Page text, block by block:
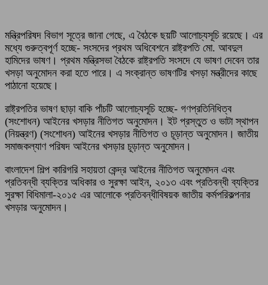
মন্ত্রিপরিষদ বিভাগ সূত্রে জানা গেছে, এ বৈঠকে ছয়টি আলোচ্যসূচি রয়েছে। এর
মধ্যে গুরুত্বপূর্ণ হচ্ছে- সংসদের প্রথম অধিবেশনে রাষ্ট্রপতি মো. আবদুল
হামিদের ভাষণ। প্রথম মন্ত্রিসভা বৈঠকে রাষ্ট্রপতি সংসদে যে ভাষণ দেবেন তার
খসড়া অনুমোদন করা হতে পারে। এ সংক্রান্ত ভাষণটির খসড়া মন্ত্রীদের কাছে
পাঠানো হয়েছে।
রাষ্ট্রপতির ভাষণ ছাড়া বাকি পাঁচটি আলোচ্যসূচি হচ্ছে- গণপ্রতিনিধিত্ব
(সংশোধন) আইনের খসড়ার নীতিগত অনুমোদন। ইট প্রস্তুত ও ভাটা স্থাপন
(নিয়ন্ত্রণ) (সংশোধন) আইনের খসড়ার নীতিগত ও চূড়ান্ত অনুমোদন। জাতীয়
সমাজকল্যাণ পরিষদ আইনের খসড়ার চূড়ান্ত অনুমোদন।
বাংলাদেশ শিল্প কারিগরি সহায়তা কেন্দ্র আইনের নীতিগত অনুমোদন এবং
প্রতিবন্ধী ব্যক্তির অধিকার ও সুরক্ষা আইন, ২০১৩ এবং প্রতিবন্ধী ব্যক্তির
সুরক্ষা বিধিমালা-২০১৫ এর আলোকে প্রতিবন্ধীবিষয়ক জাতীয় কর্মপরিকল্পনার
খসড়ার অনুমোদন।